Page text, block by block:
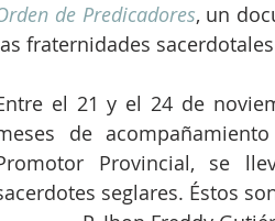
de Predicadores, un
fraternidades
el 21 y el 24 de
de
Provincial, se
seglares. Éstos